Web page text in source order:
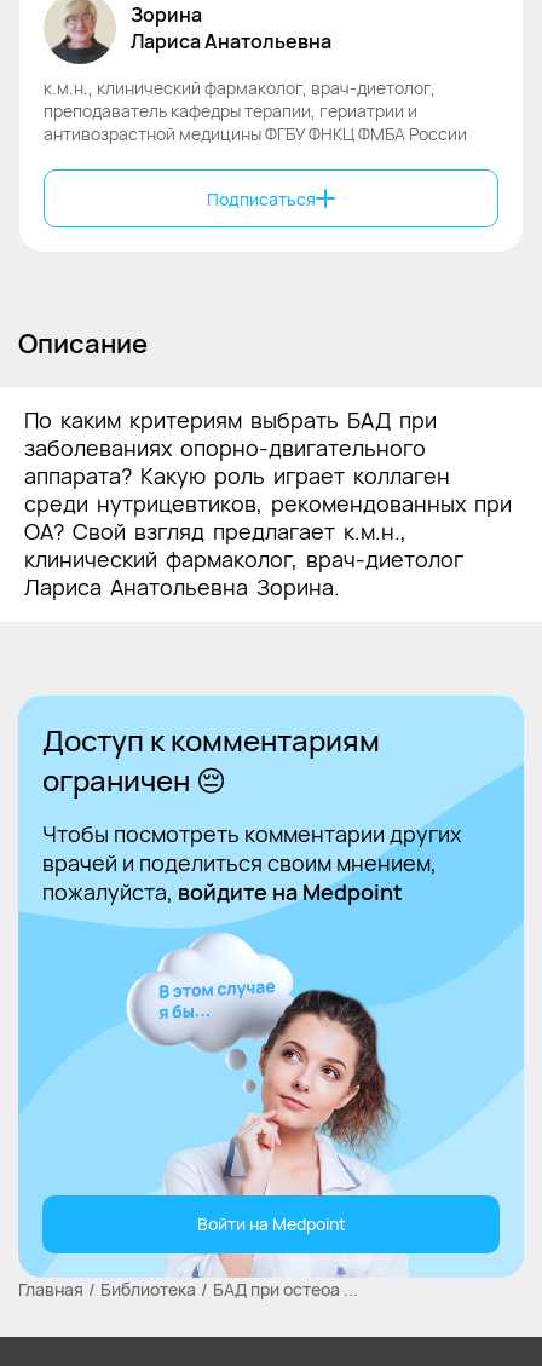
Зорина
ЛарисаАнатольевна
к.м.н., клинический фармаколог, врач-диетолог,
преподаватель кафедры терапии, гериатрии и
антивозрастной медицины ФГБУ ФНКЦ ФМБА России
Подписаться
Описание
По каким критериям выбрать БАД при
заболеваниях опорно-двигательного
аппарата? Какую роль играет коллаген
среди нутрицевтиков, рекомендованных при
ОА? Свой взгляд предлагает к.м.н.,
клинический фармаколог, врач-диетолог
Лариса Анатольевна Зорина.
Доступ к комментариям
ограничен 😔
Чтобы посмотреть комментарии других
врачей и поделиться своим мнением,
пожалуйста, войдите на Medpoint
Войти на Medpoint
Главная Библиотека БАД при остеоа ...